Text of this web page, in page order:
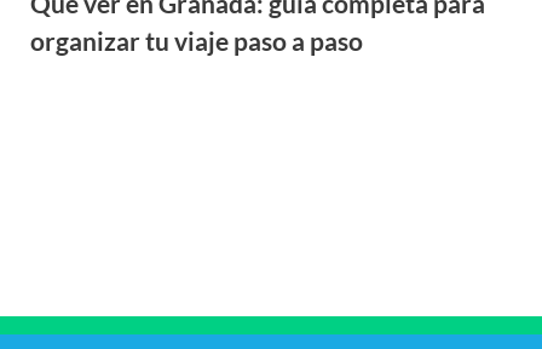
organizar tu viaje paso a paso